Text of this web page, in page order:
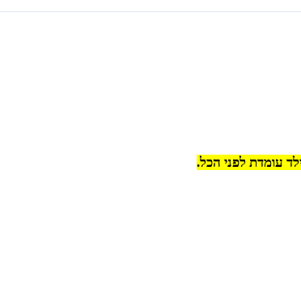
עומדת לפני הכל.